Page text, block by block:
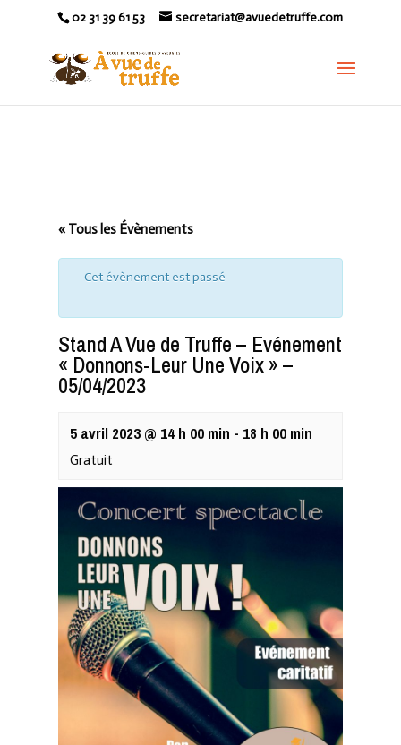
02 31 39 61 53 secretariat@avuedetruffe.com
« Tous les Évènements
Cet évènement est passé
Stand A Vue de Truffe – Evénement
« Donnons-Leur Une Voix » –
05/04/2023
5 avril 2023 @ 14 h 00 min - 18 h 00 min
Gratuit